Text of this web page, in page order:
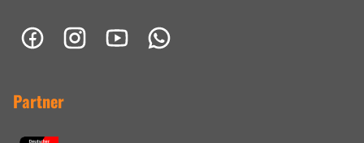
Partner